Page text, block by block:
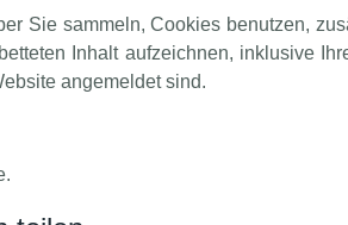
Sie sammeln, Cookies benutzen,
Inhalt aufzeichnen, inklusive
angemeldet sind.